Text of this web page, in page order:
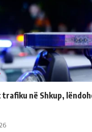
në Shkup,